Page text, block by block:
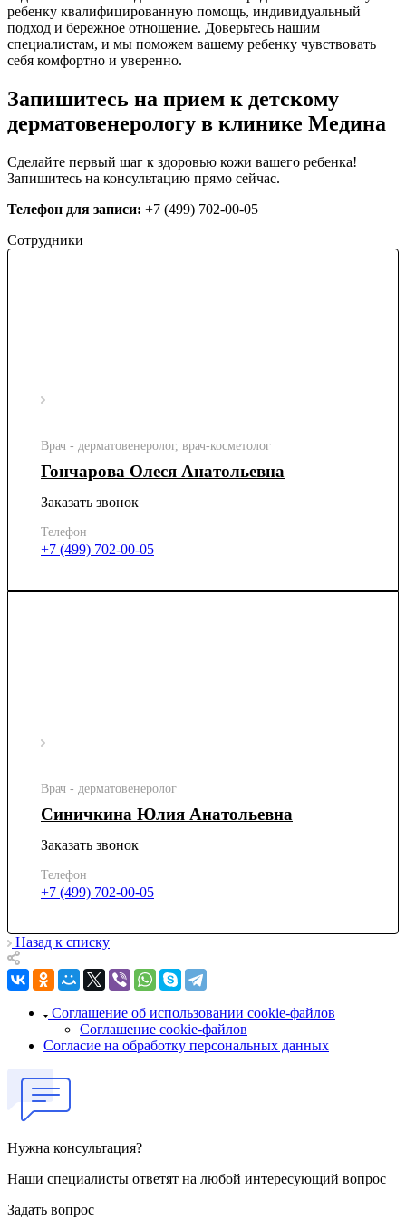
ребенку квалифицированную помощь, индивидуальный
подход и бережное отношение. Доверьтесь нашим
специалистам, и мы поможем вашему ребенку чувствовать
себя комфортно и уверенно.
Запишитесь на прием к детскому
дерматовенерологу в клинике Медина
Сделайте первый шаг к здоровью кожи вашего ребенка!
Запишитесь на консультацию прямо сейчас.
Телефон для записи: +7 (499) 702-00-05
Сотрудники
Врач - дерматовенеролог, врач-косметолог
Гончарова Олеся Анатольевна
Заказать звонок
Телефон
+7 (499) 702-00-05
Врач - дерматовенеролог
Синичкина Юлия Анатольевна
Заказать звонок
Телефон
+7 (499) 702-00-05
Назад к списку
Соглашение об использовании cookie-файлов
Соглашение cookie-файлов
Согласие на обработку персональных данных
Нужна консультация?
Наши специалисты ответят на любой интересующий вопрос
Задать вопрос